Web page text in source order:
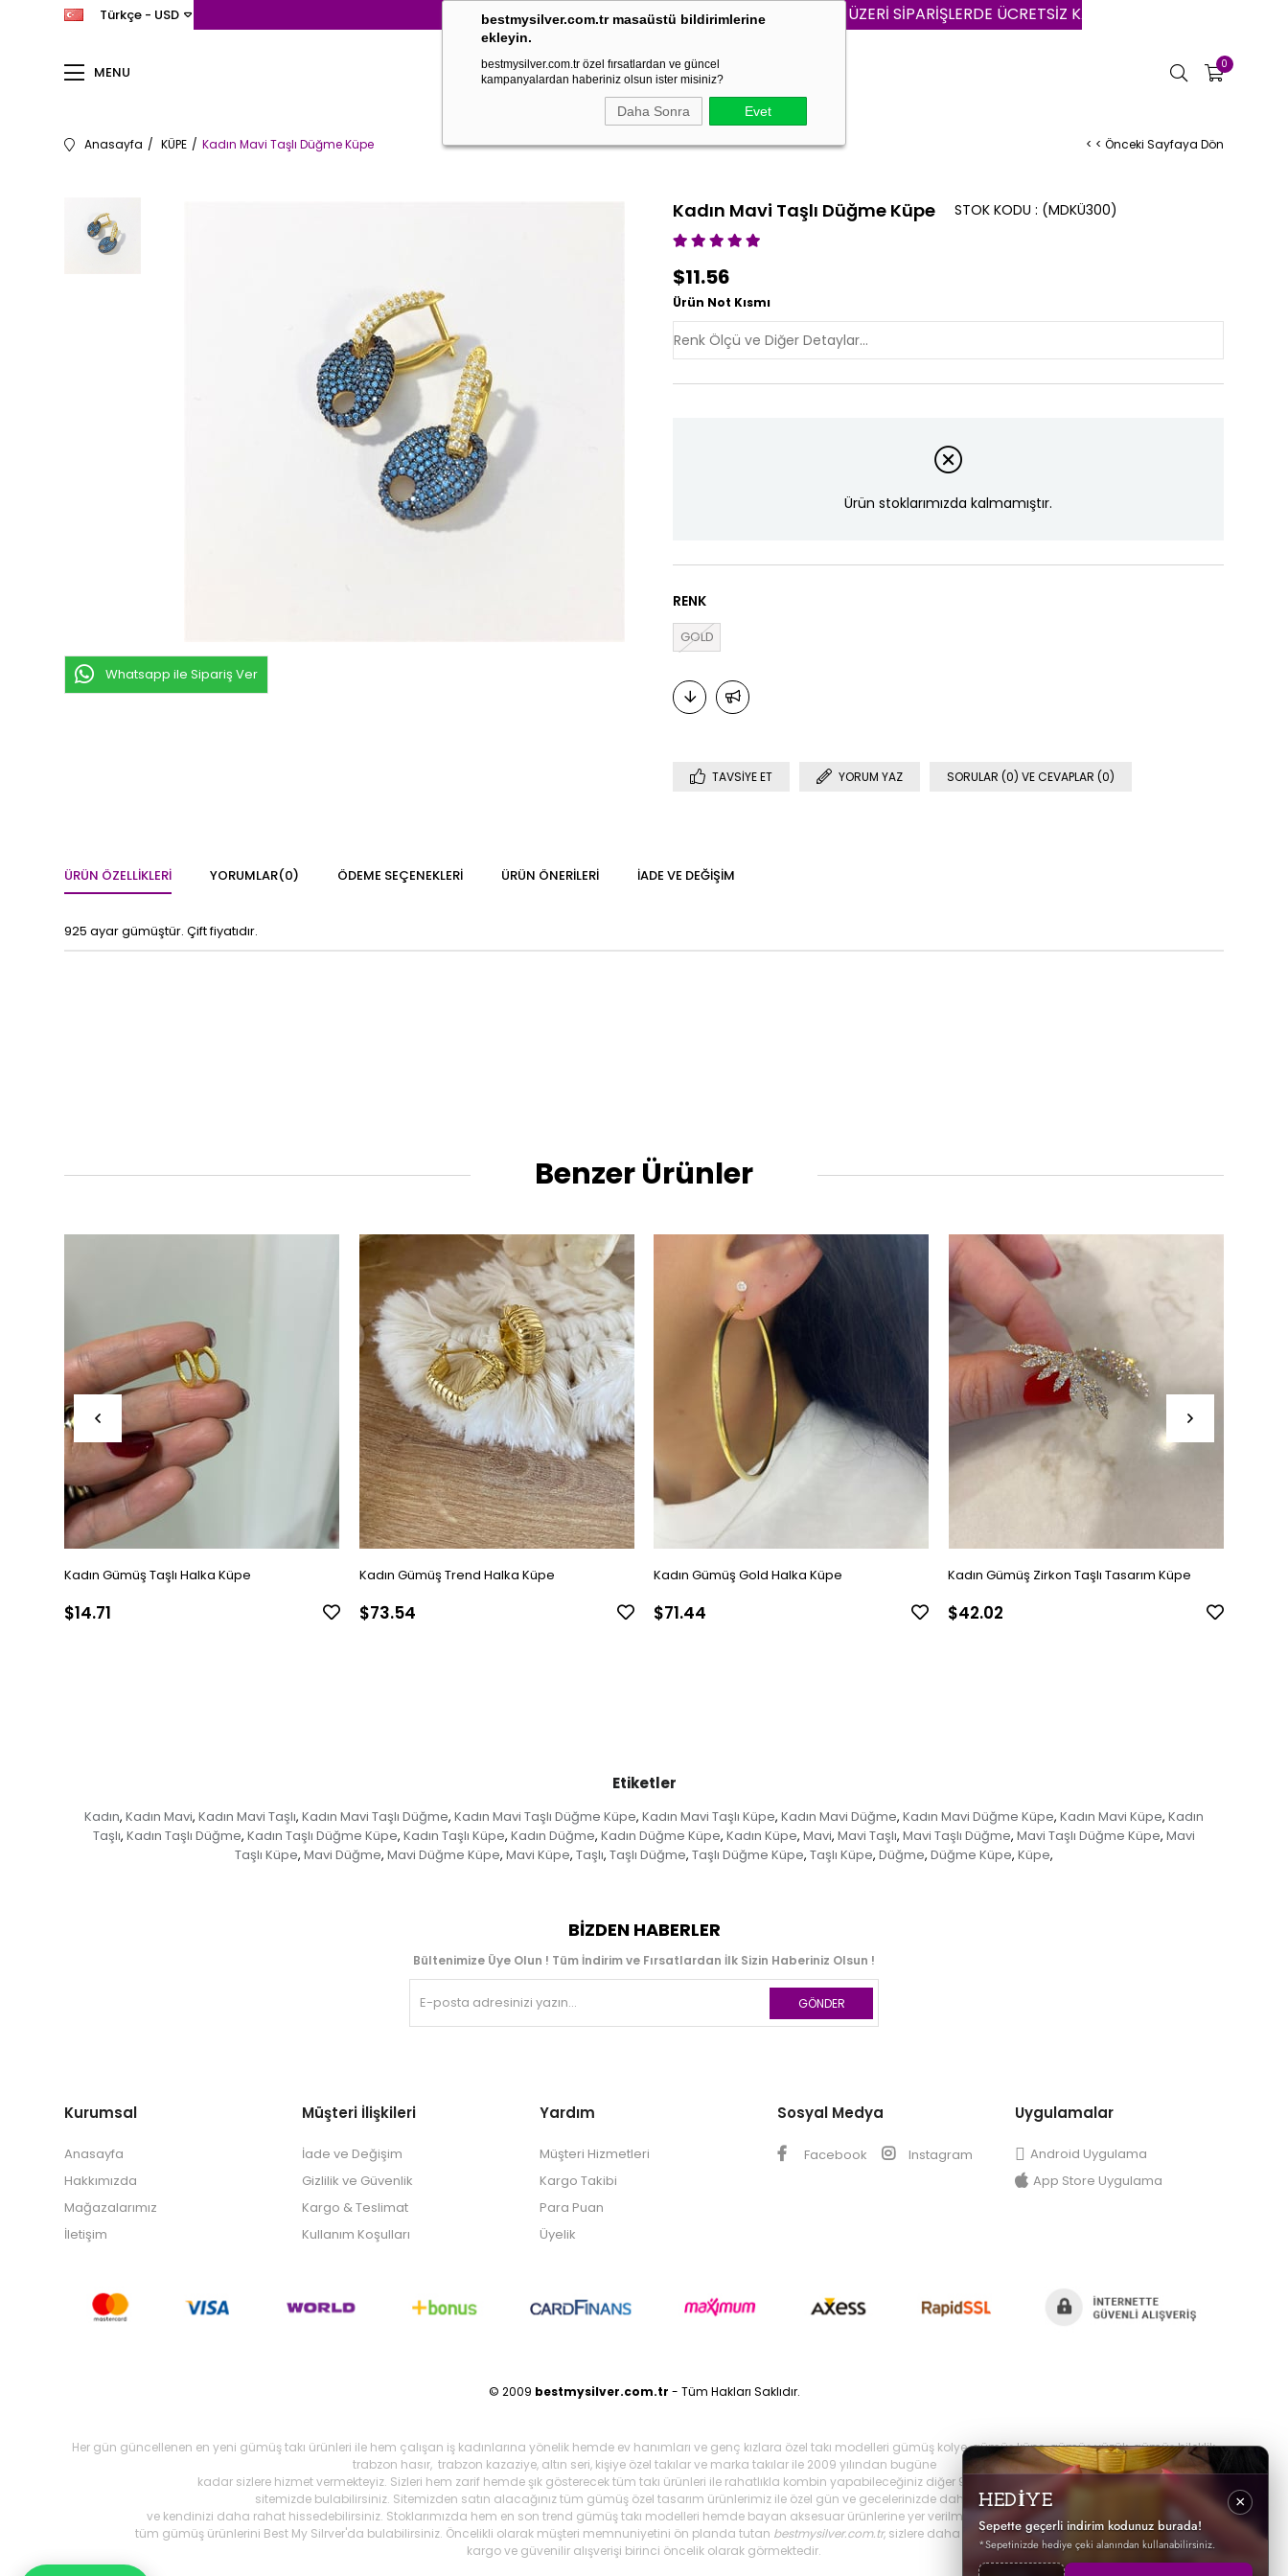
bestmysilver.com.tr masaüstü bildirimlerine
ekleyin.
bestmysilver.com.tr özel fırsatlardan ve güncel
kampanyalardan haberiniz olsun ister misiniz?
Daha Sonra Evet
3000₺ VE ÜZERİ SİPARİŞLERDE ÜCRETSİZ KARGO | VADE FARKSIZ 3 AYA
MENU
Türkçe - USD
0
Anasayfa KÜPE Kadın Mavi Taşlı Düğme Küpe < < Önceki Sayfaya Dön
Whatsapp ile Sipariş Ver
Kadın Mavi Taşlı Düğme Küpe (MDKÜ300)
STOK KODU
$11.56
Ürün Not Kısmı
Ürün stoklarımızda kalmamıştır.
RENK
GOLD
TAVSIYE ET YORUM YAZ SORULAR (0) VE CEVAPLAR (0)
ÜRÜN ÖZELLIKLERI YORUMLAR(0) ÖDEME SEÇENEKLERI ÜRÜN ÖNERILERI İADE VE DEĞIŞIM
925 ayar gümüştür. Çift fiyatıdır.
Benzer Ürünler
Kadın Gümüş Taşlı Halka Küpe
$14.71
Kadın Gümüş Trend Halka Küpe
$73.54
Kadın Gümüş Gold Halka Küpe
$71.44
Kadın Gümüş Zirkon Taşlı Tasarım Küpe
$42.02
Etiketler
Kadın, Kadın Mavi, Kadın Mavi Taşlı, Kadın Mavi Taşlı Düğme, Kadın Mavi Taşlı Düğme Küpe, Kadın Mavi Taşlı Küpe, Kadın Mavi Düğme, Kadın Mavi Düğme Küpe, Kadın Mavi Küpe, Kadın
Taşlı, Kadın Taşlı Düğme, Kadın Taşlı Düğme Küpe, Kadın Taşlı Küpe, Kadın Düğme, Kadın Düğme Küpe, Kadın Küpe, Mavi, Mavi Taşlı, Mavi Taşlı Düğme, Mavi Taşlı Düğme Küpe, Mavi
Taşlı Küpe, Mavi Düğme, Mavi Düğme Küpe, Mavi Küpe, Taşlı, Taşlı Düğme, Taşlı Düğme Küpe, Taşlı Küpe, Düğme, Düğme Küpe, Küpe,
BIZDEN HABERLER
Bültenimize Üye Olun ! Tüm İndirim ve Fırsatlardan İlk Sizin Haberiniz Olsun !
GÖNDER
Kurumsal
Anasayfa
Hakkımızda
Mağazalarımız
İletişim
Müşteri İlişkileri
İade ve Değişim
Gizlilik ve Güvenlik
Kargo & Teslimat
Kullanım Koşulları
Yardım
Müşteri Hizmetleri
Kargo Takibi
Para Puan
Üyelik
Sosyal Medya
Facebook Instagram
Uygulamalar
Android Uygulama
App Store Uygulama
© 2009 bestmysilver.com.tr - Tüm Hakları Saklıdır.
Her gün güncellenen en yeni gümüş takı ürünleri ile hem çalışan iş kadınlarına yönelik hemde ev hanımları ve genç kızlara özel takı modelleri gümüş kolye, gümüş küpe, gümüş yüzük, gümüş bileklik,
trabzon hasır, trabzon kazaziye, altın seri, kişiye özel takılar ve marka takılar ile 2009 yılından bugüne
kadar sizlere hizmet vermekteyiz. Sizleri hem zarif hemde şık gösterecek tüm takı ürünleri ile rahatlıkla kombin yapabileceğiniz diğer 925 ayar takı ürünlerini
sitemizde bulabilirsiniz. Sitemizden satın alacağınız tüm gümüş özel tasarım ürünlerimiz ile özel gün ve gecelerinizde daha şık olabilir,
ve kendinizi daha rahat hissedebilirsiniz. Stoklarımızda hem en son trend gümüş takı modelleri hemde bayan aksesuar ürünlerine yer verilmektedir, ayrıca sürekli yenilenen
tüm gümüş ürünlerini Best My Silrver'da bulabilirsiniz. Öncelikli olarak müşteri memnuniyetini ön planda tutan bestmysilver.com.tr, sizlere daha iyi hizmet sunabilmek adına hızlı
kargo ve güvenilir alışverişi birinci öncelik olarak görmektedir.
HEDİYE
Sepette geçerli indirim kodunuz burada!
*Sepetinizde hediye çeki alanından kullanabilirsiniz.
×